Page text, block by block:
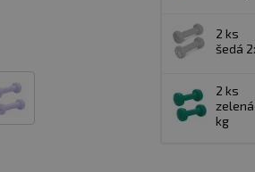
2 ks
šedá
2 ks
kg